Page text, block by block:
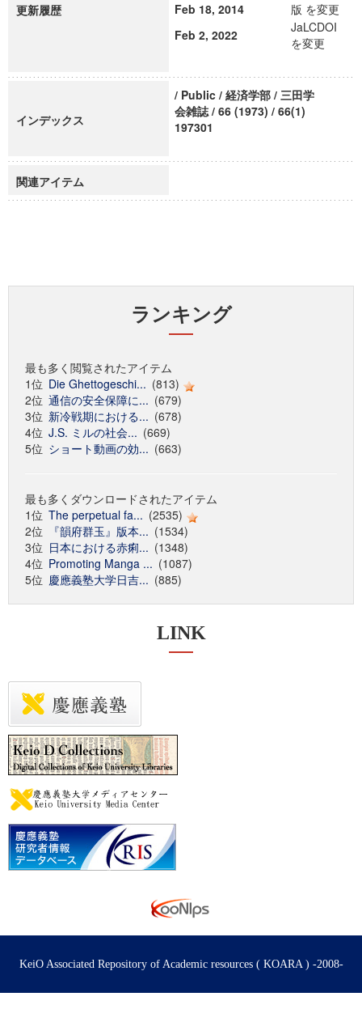
更新履歴
Feb 18, 2014
版 を変更
Feb 2, 2022
JaLCDOI
を変更
インデックス
/ Public / 経済学部 / 三田学
会雑誌 / 66 (1973) / 66(1)
197301
関連アイテム
ランキング
最も多く閲覧されたアイテム
1位 Die Ghettogeschi... (813)
2位 通信の安全保障に... (679)
3位 新冷戦期における... (678)
4位 J.S. ミルの社会... (669)
5位 ショート動画の効... (663)
最も多くダウンロードされたアイテム
1位 The perpetual fa... (2535)
2位
『韻府群玉』版本... (1534)
3位 日本における赤痢... (1348)
4位 Promoting Manga ... (1087)
5位 慶應義塾大学日吉... (885)
LINK
KeiO Associated Repository of Academic resources ( KOARA ) -2008-